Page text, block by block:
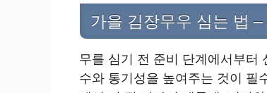
가을 김장무우 심는 법
무를 심기 전 준비 단계에서부터
수와 통기성을 높여주는 것이 필